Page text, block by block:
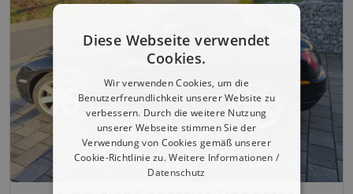
Diese Webseite verwendet
Cookies.
Wir verwenden Cookies, um die
Benutzerfreundlichkeit unserer Website zu
verbessern. Durch die weitere Nutzung
unserer Webseite stimmen Sie der
Verwendung von Cookies gemäß unserer
Cookie-Richtlinie zu.Weitere Informationen /
Datenschutz